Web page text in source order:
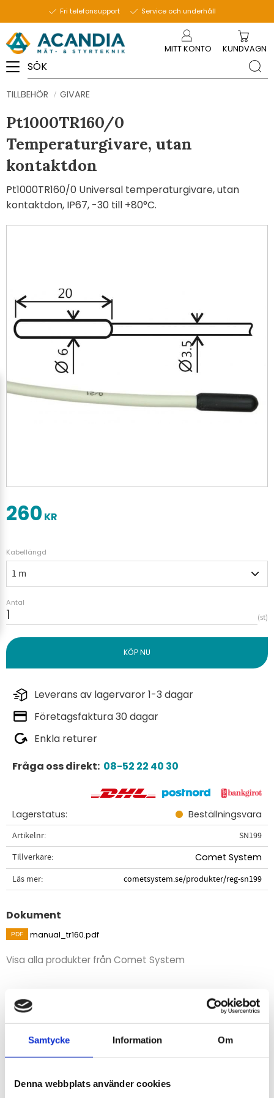
Samtycke Information Om
Denna webbplats använder cookies
Fri telefonsupport Service och underhåll
MITT KONTO KUNDVAGN
TILLBEHÖR GIVARE
Pt1000TR160/0
Temperaturgivare, utan
kontaktdon
Pt1000TR160/0 Universal temperaturgivare, utan
kontaktdon, IP67, -30 till +80°C.
260 KR
Kabellängd
Antal
st
Leverans av lagervaror 1-3 dagar
Företagsfaktura 30 dagar
Enkla returer
Fråga oss direkt: 08-52 22 40 30
Lagerstatus Beställningsvara
Artikelnr
SN199
Tillverkare
Comet System
Läs mer cometsystem.se/produkter/reg-sn199
Dokument
manual_tr160.pdf
Visa alla produkter från Comet System
Beskrivning
Universal temperaturgivare i polyamid och PVC, IP67,
mätområde -30 till +80°C.
Givare i polyamid och kabel i PVC.